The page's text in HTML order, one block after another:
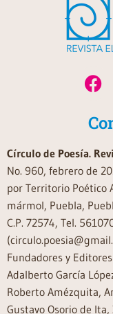
Círculo de Poesía.
No. 960, febrero de
por Territorio Poético
mármol, Puebla,
C.P. 72574, Tel.
Fundadores y
Adalberto García
Roberto Amézquita,
Gustavo Osorio de